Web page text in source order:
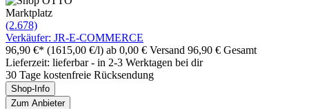
Marktplatz
(2.678)
Verkäufer: JR-E-COMMERCE
96,90 €* (1615,00 €/l) ab 0,00 € Versand 96,90 € Gesamt
Lieferzeit: lieferbar - in 2-3 Werktagen bei dir
30 Tage kostenfreie Rücksendung
Shop-Info
Zum Anbieter